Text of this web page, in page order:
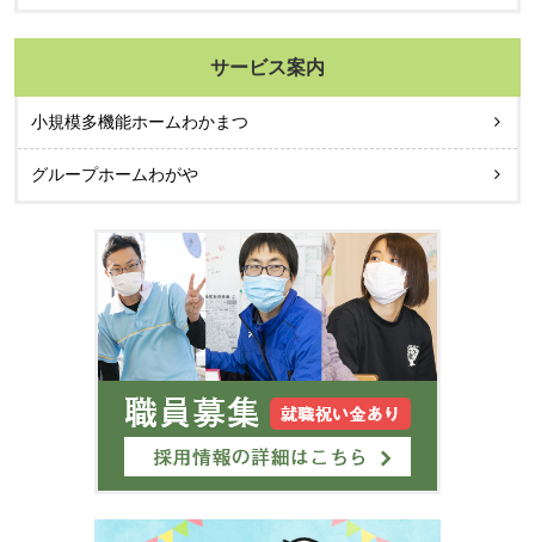
サービス案内
小規模多機能ホームわかまつ
グループホームわがや